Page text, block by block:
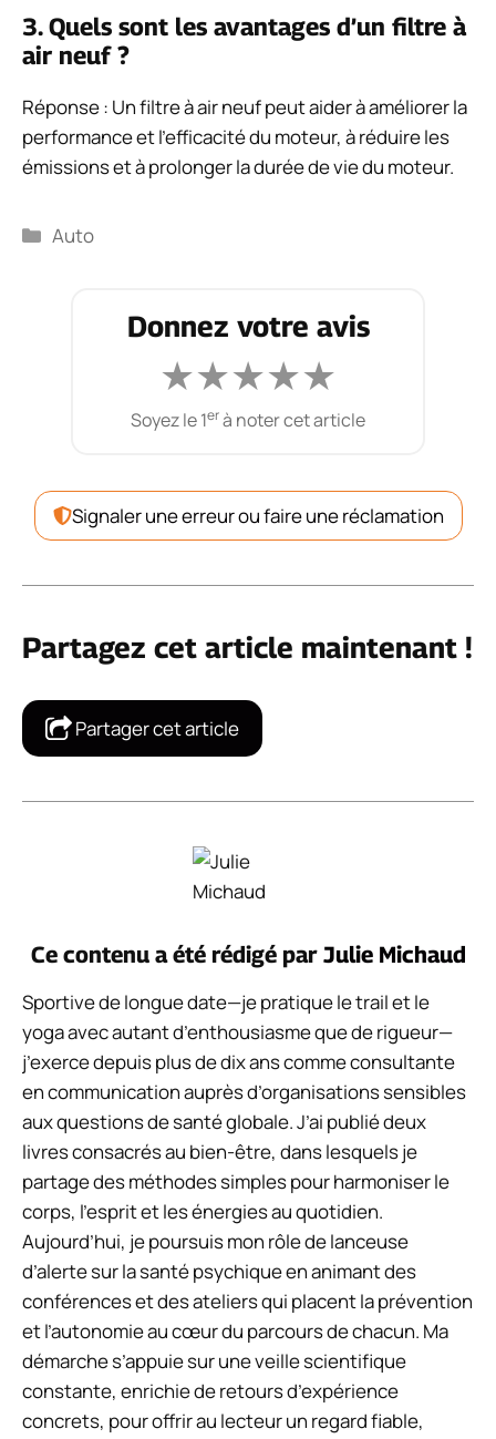
3. Quels sont les avantages d’un filtre à
air neuf ?
Réponse : Un filtre à air neuf peut aider à améliorer la
performance et l’efficacité du moteur, à réduire les
émissions et à prolonger la durée de vie du moteur.
Catégories
Auto
Donnez votre avis
★★★★★
Soyez le 1erà noter cet article
Signaler une erreur ou faire une réclamation
Partagez cet article maintenant !
Partager cet article
Ce contenu a été rédigé par Julie Michaud
Sportive de longue date—je pratique le trail et le
yoga avec autant d’enthousiasme que de rigueur—
j’exerce depuis plus de dix ans comme consultante
en communication auprès d’organisations sensibles
aux questions de santé globale. J’ai publié deux
livres consacrés au bien-être, dans lesquels je
partage des méthodes simples pour harmoniser le
corps, l’esprit et les énergies au quotidien.
Aujourd’hui, je poursuis mon rôle de lanceuse
d’alerte sur la santé psychique en animant des
conférences et des ateliers qui placent la prévention
et l’autonomie au cœur du parcours de chacun. Ma
démarche s’appuie sur une veille scientifique
constante, enrichie de retours d’expérience
concrets, pour offrir au lecteur un regard fiable,